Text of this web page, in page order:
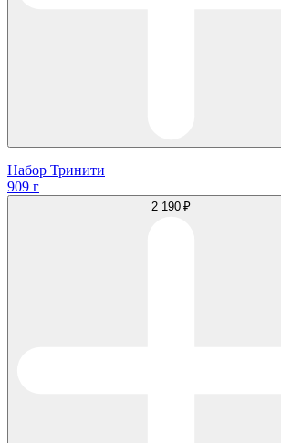
Набор Тринити
909 г
2 190 ₽